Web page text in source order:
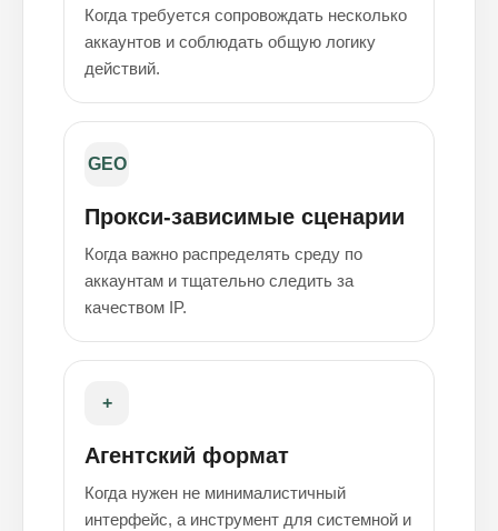
Когда требуется сопровождать несколько
аккаунтов и соблюдать общую логику
действий.
GEO
Прокси-зависимые сценарии
Когда важно распределять среду по
аккаунтам и тщательно следить за
качеством IP.
+
Агентский формат
Когда нужен не минималистичный
интерфейс, а инструмент для системной и